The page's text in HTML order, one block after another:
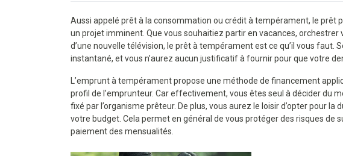
Aussi appelé prêt à la consommation ou crédit à tempérament, le prêt
un projet imminent. Que vous souhaitiez partir en vacances, orchestrer
d’une nouvelle télévision, le prêt à tempérament est ce qu’il vous faut.
instantané, et vous n’aurez aucun justificatif à fournir pour que votre
L’emprunt à tempérament propose une méthode de financement
profil de l’emprunteur. Car effectivement, vous êtes seul à décider du
fixé par l’organisme prêteur. De plus, vous aurez le loisir d’opter pour
votre budget. Cela permet en général de vous protéger des risques de
paiement des mensualités.